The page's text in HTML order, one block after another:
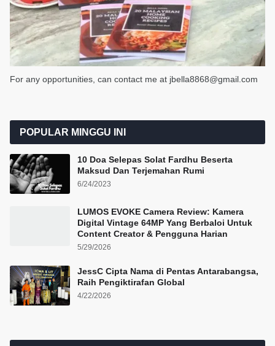
For any opportunities, can contact me at jbella8868@gmail.com
POPULAR MINGGU INI
10 Doa Selepas Solat Fardhu Beserta
Maksud Dan Terjemahan Rumi
6/24/2023
LUMOS EVOKE Camera Review: Kamera
Digital Vintage 64MP Yang Berbaloi Untuk
Content Creator & Pengguna Harian
5/29/2026
JessC Cipta Nama di Pentas Antarabangsa,
Raih Pengiktirafan Global
4/22/2026